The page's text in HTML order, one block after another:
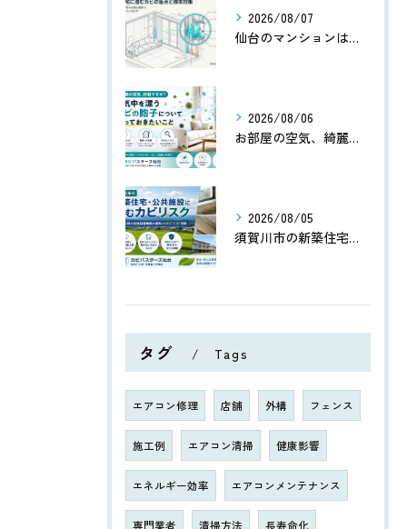
2026/08/07
仙台のマンションはなぜ結露しやすい？高気密住宅に潜むカビの盲点
2026/08/06
お部屋の空気、綺麗ですか？空気中を漂うカビの胞子について知っておきたいこと
2026/08/05
須賀川市の新築住宅・公共施設に潜むカビリスク｜8〜10月の内陸田園地帯の湿気とMIST工法®対策
タグ Tags
エアコン修理 店舗 外構 フェンス
施工例 エアコン清掃 健康影響
エネルギー効率 エアコンメンテナンス
専門業者 清掃方法 長寿命化